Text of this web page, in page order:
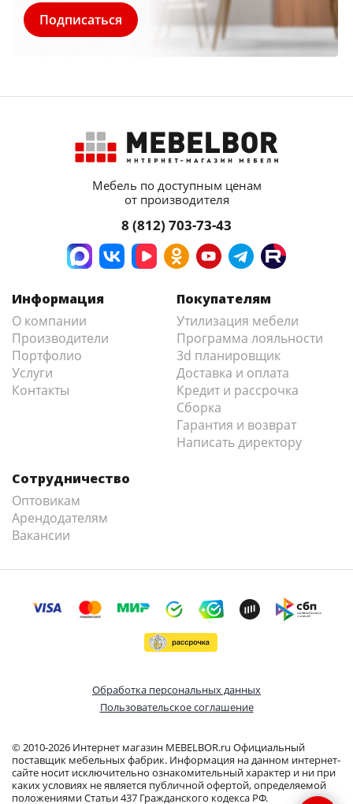
Мебель по доступным ценам
от производителя
8 (812) 703-73-43
Информация
О компании
Производители
Портфолио
Услуги
Контакты
Покупателям
Утилизация мебели
Программа лояльности
3d планировщик
Доставка и оплата
Кредит и рассрочка
Сборка
Гарантия и возврат
Написать директору
Сотрудничество
Оптовикам
Арендодателям
Вакансии
© 2010-2026 Интернет магазин MEBELBOR.ru Официальный
поставщик мебельных фабрик. Информация на данном интернет-
сайте носит исключительно ознакомительный характер и ни при
каких условиях не является публичной офертой, определяемой
положениями Статьи 437 Гражданского кодекса РФ.
Обработка персональных данных
Пользовательское соглашение